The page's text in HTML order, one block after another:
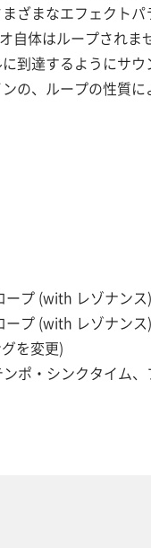
ざまなエフェクト
自体はループされ
到達するようにサ
の、ループの性質
ープ (with レゾナンス)
ープ (with レゾナンス)
を変更)
ポ・シンクタイム、